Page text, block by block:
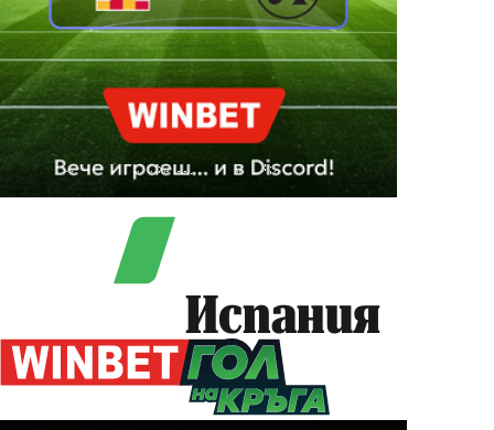
Испания